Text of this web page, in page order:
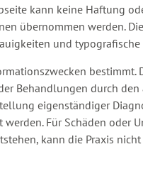
kann keine Haftung
übernommen werden.
und
Behandlungen durch den
eigenständiger
Für Schäden oder
kann die Praxis